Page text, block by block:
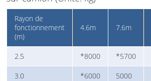
Rayon de
fonctionnement
(m)
4.6m 7.6m
2.5 *8000 *5700
3.0 *6000 5000